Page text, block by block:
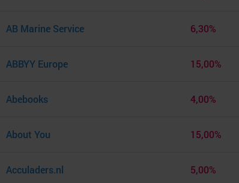
AB Marine Service 6,30%
ABBYY Europe 15,00%
Abebooks 4,00%
About You 15,00%
Acculaders.nl 5,00%